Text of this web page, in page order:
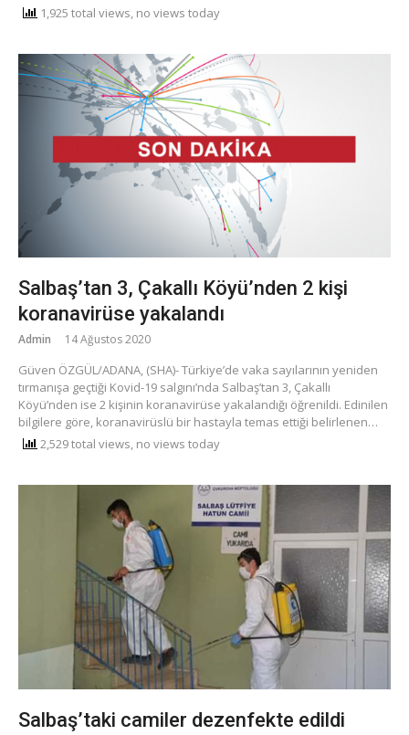
1,925 total views, no views today
Salbaş’tan 3, Çakallı Köyü’nden 2 kişi
koranavirüse yakalandı
Admin 14 Ağustos 2020
Güven ÖZGÜL/ADANA, (SHA)- Türkiye’de vaka sayılarının yeniden
tırmanışa geçtiği Kovid-19 salgını’nda Salbaş’tan 3, Çakallı
Köyü’nden ise 2 kişinin koranavirüse yakalandığı öğrenildi. Edinilen
bilgilere göre, koranavirüslü bir hastayla temas ettiği belirlenen…
2,529 total views, no views today
Salbaş’taki camiler dezenfekte edildi